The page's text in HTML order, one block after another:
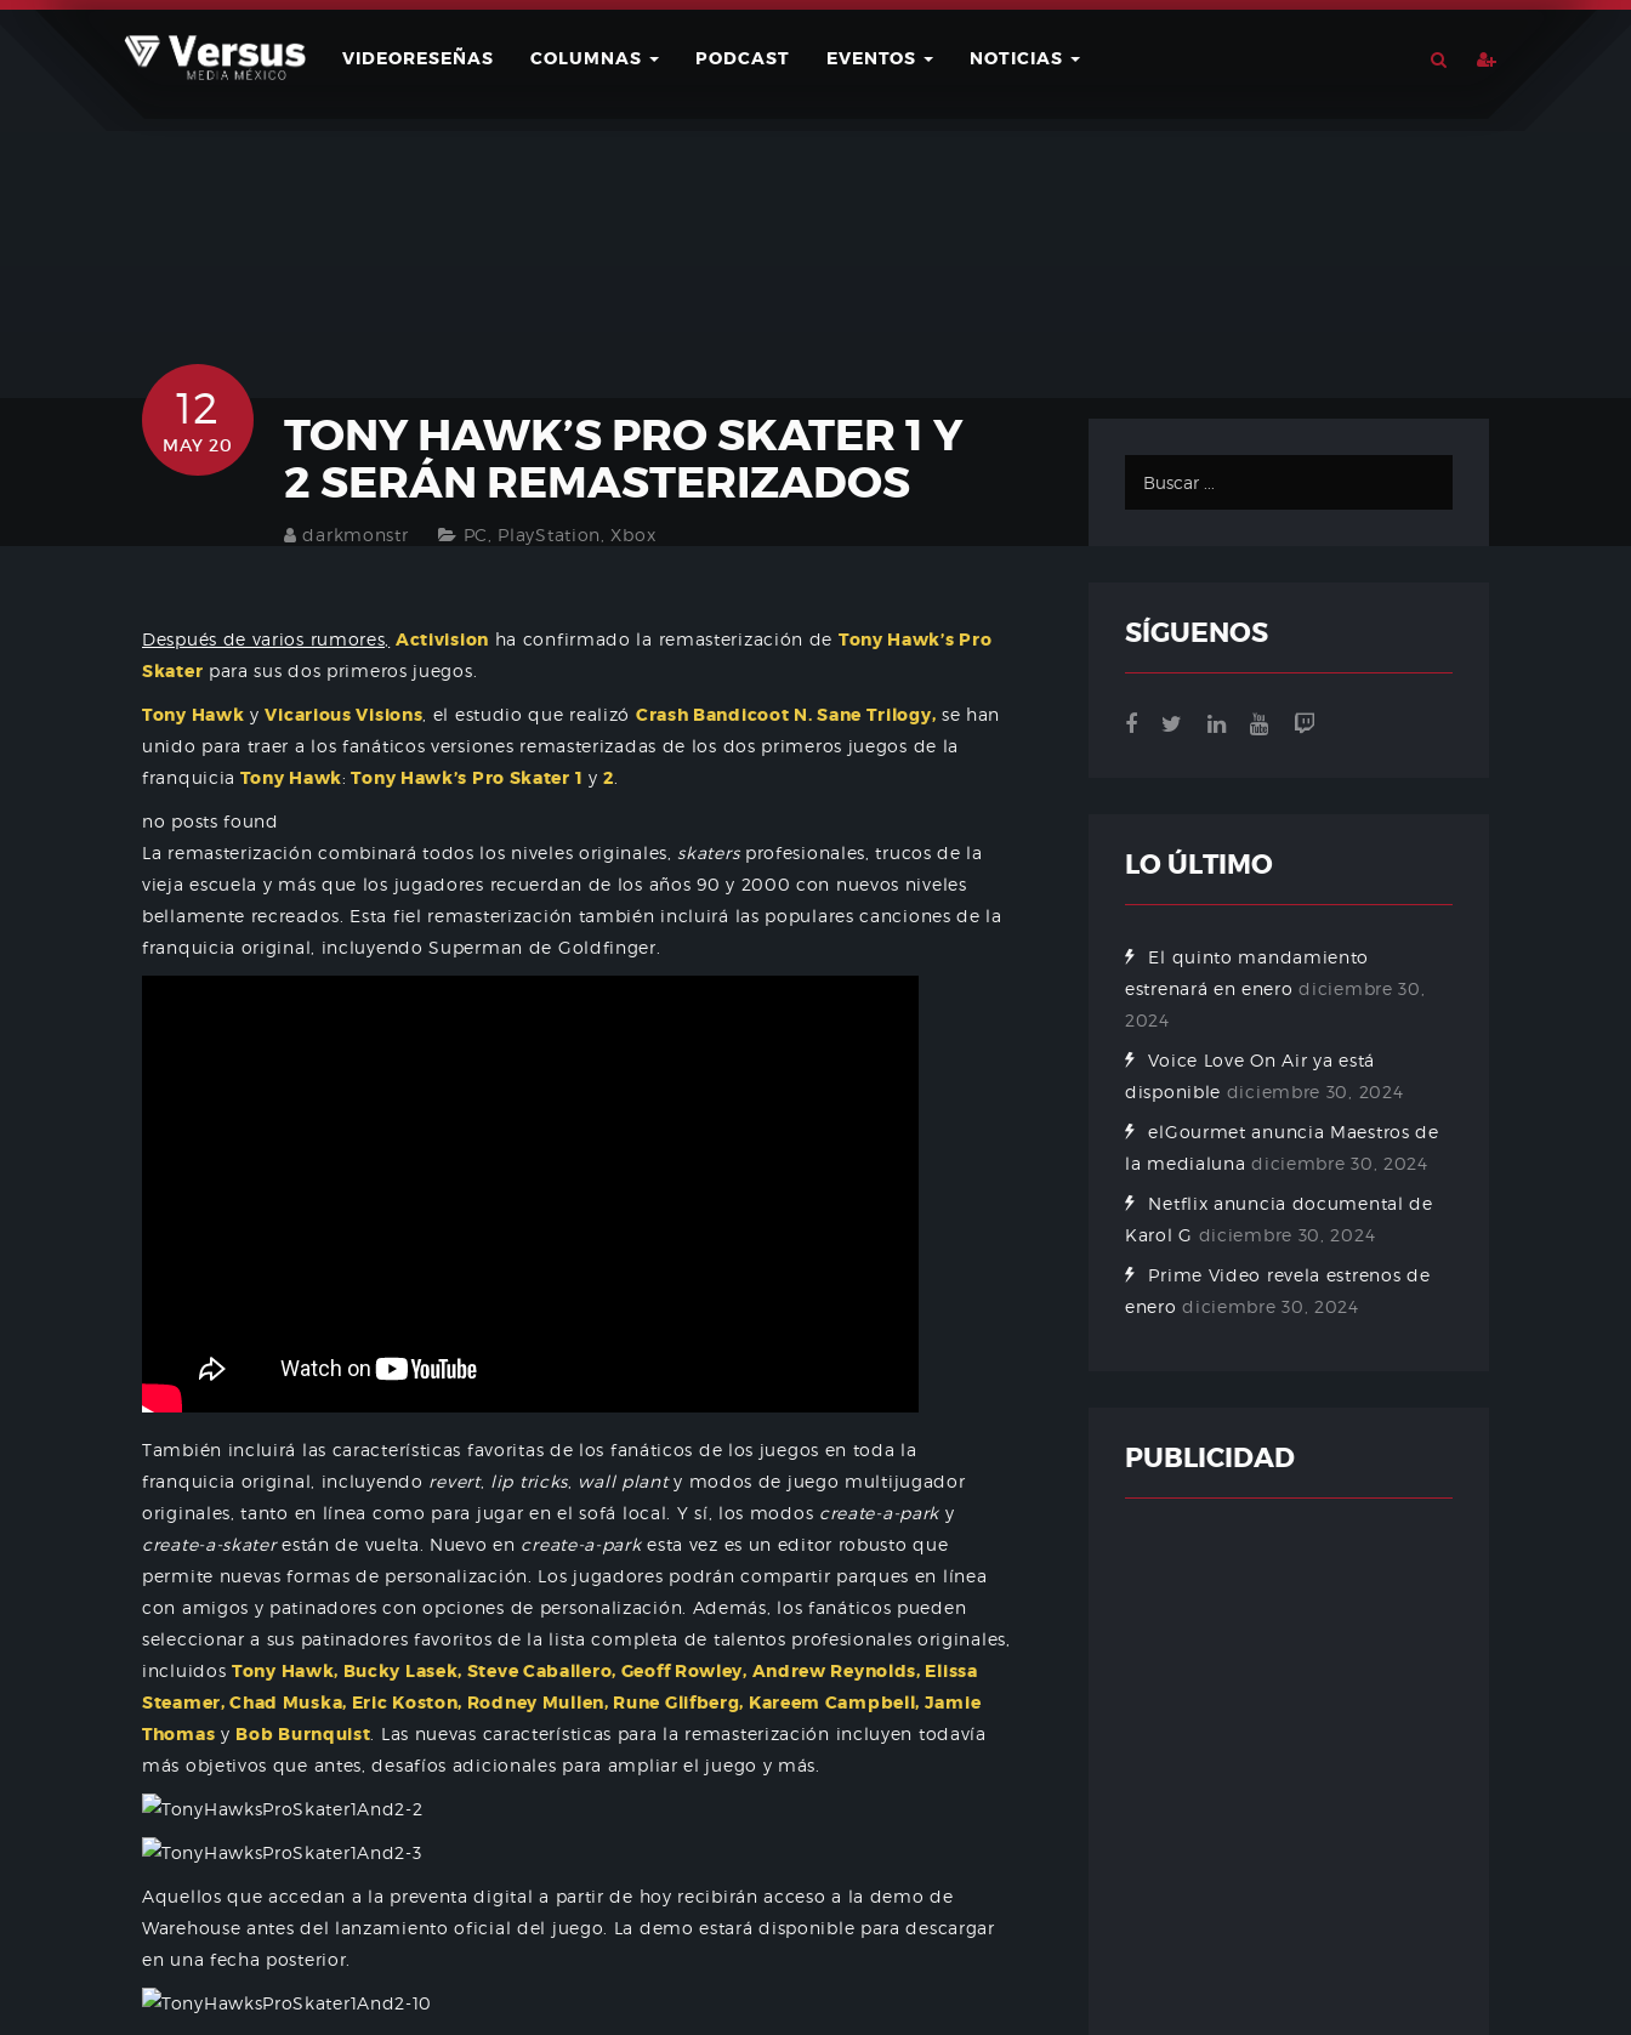
Skip
VIDEORESEÑAS COLUMNAS PODCAST EVENTOS NOTICIAS
12
MAY 20
TONY HAWK’S PRO SKATER 1 Y
2 SERÁN REMASTERIZADOS
darkmonstr PC PlayStation Xbox
Después de varios rumores, Activision ha confirmado la remasterización de Tony Hawk’s Pro
Skater para sus dos primeros juegos.
Tony Hawk yVicarious Visions , el estudio que realizó Crash Bandicoot N. Sane Trilogy, se han
unido para traer a los fanáticos versiones remasterizadas de los dos primeros juegos de la
franquicia Tony Hawk: Tony Hawk’s Pro Skater 1 y2
no posts found
La remasterización combinará todos los niveles originales, skatersprofesionales, trucos de la
vieja escuela y más que los jugadores recuerdan de los años 90 y 2000 con nuevos niveles
bellamente recreados. Esta fiel remasterización también incluirá las populares canciones de la
franquicia original, incluyendo Superman de Goldfinger.
También incluirá las características favoritas de los fanáticos de los juegos en toda la
franquicia original, incluyendo revert, lip tricks wall planty modos de juego multijugador
originales, tanto en línea como para jugar en el sofá local. Y sí, los modos create-a-park y
create-a-skaterestán de vuelta. Nuevo en create-a-parkesta vez es un editor robusto que
permite nuevas formas de personalización. Los jugadores podrán compartir parques en línea
con amigos y patinadores con opciones de personalización. Además, los fanáticos pueden
seleccionar a sus patinadores favoritos de la lista completa de talentos profesionales originales,
incluidos Tony Hawk, Bucky Lasek, Steve Caballero, Geoff Rowley, Andrew Reynolds, Elissa
Steamer, Chad Muska, Eric Koston, Rodney Mullen, Rune Glifberg, Kareem Campbell, Jamie
Thomas y Bob Burnquist . Las nuevas características para la remasterización incluyen todavía
más objetivos que antes, desafíos adicionales para ampliar el juego y más.
Aquellos que accedan a la preventa digital a partir de hoy recibirán acceso a la demo de
Warehouse antes del lanzamiento oficial del juego. La demo estará disponible para descargar
en una fecha posterior.
SÍGUENOS
LO ÚLTIMO
El quinto mandamiento
estrenará en enero diciembre 30,
2024
Voice Love On Air ya está
disponible diciembre 30, 2024
elGourmet anuncia Maestros de
la medialuna diciembre 30, 2024
Netflix anuncia documental de
Karol G diciembre 30, 2024
Prime Video revela estrenos de
enero diciembre 30, 2024
PUBLICIDAD